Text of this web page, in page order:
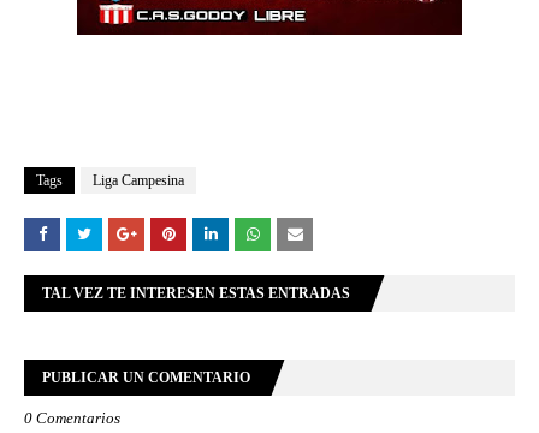
Tags Liga Campesina
TAL VEZ TE INTERESEN ESTAS ENTRADAS
PUBLICAR UN COMENTARIO
0 Comentarios